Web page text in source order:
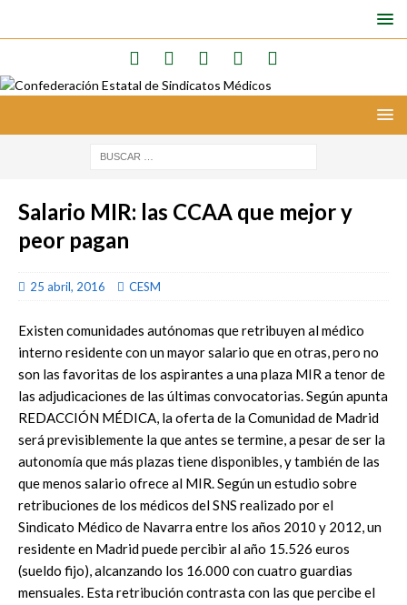
Salario MIR: las CCAA que mejor y
peor pagan
25 abril, 2016 CESM
Existen comunidades autónomas que retribuyen al médico
interno residente con un mayor salario que en otras, pero no
son las favoritas de los aspirantes a una plaza MIR a tenor de
las adjudicaciones de las últimas convocatorias. Según apunta
REDACCIÓN MÉDICA, la oferta de la Comunidad de Madrid
será previsiblemente la que antes se termine, a pesar de ser la
autonomía que más plazas tiene disponibles, y también de las
que menos salario ofrece al MIR. Según un estudio sobre
retribuciones de los médicos del SNS realizado por el
Sindicato Médico de Navarra entre los años 2010 y 2012, un
residente en Madrid puede percibir al año 15.526 euros
(sueldo fijo), alcanzando los 16.000 con cuatro guardias
mensuales. Esta retribución contrasta con las que percibe el